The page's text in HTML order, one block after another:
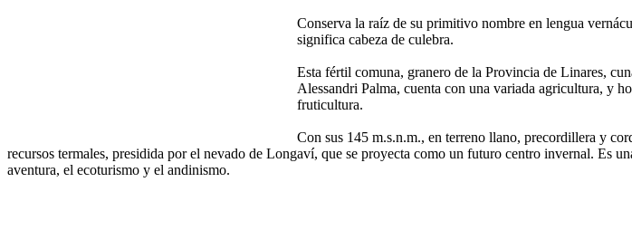
Conserva la raíz de su primitivo nombre en lengua
significa cabeza de culebra.
Esta fértil comuna, granero de la Provincia de Linares,
Alessandri Palma, cuenta con una variada agricultura, y
fruticultura.
Con sus 145 m.s.n.m., en terreno llano, precordillera y
recursos termales, presidida por el nevado de Longaví, que se proyecta como un futuro centro invernal. Es
aventura, el ecoturismo y el andinismo.